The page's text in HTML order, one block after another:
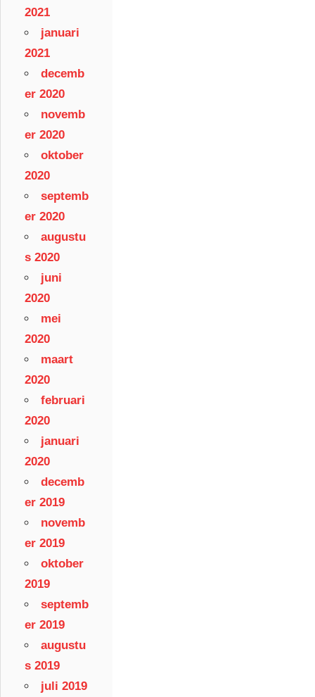
2021
januari
2021
decemb
er 2020
novemb
er 2020
oktober
2020
septemb
er 2020
augustu
s 2020
juni
2020
mei
2020
maart
2020
februari
2020
januari
2020
decemb
er 2019
novemb
er 2019
oktober
2019
septemb
er 2019
augustu
s 2019
juli 2019